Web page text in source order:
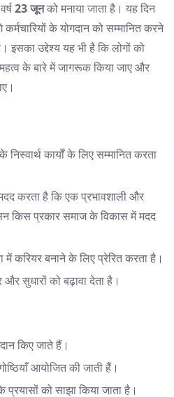
23 जूनको मनाया जाता है। यह दिन
के योगदान को सम्मानित करने
इसका उद्देश्य यह भी है कि लोगों को
के बारे में जागरूक किया जाए और
कार्यों के लिए सम्मानित करता
करता है कि एक प्रभावशाली और
किस प्रकार समाज के विकास में मदद
में करियर बनाने के लिए प्रेरित करता है।
सुधारों को बढ़ावा देता है।
किए जाते हैं।
आयोजित की जाती हैं।
को साझा किया जाता है।